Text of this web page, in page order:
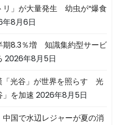
リ」が大量発生 幼虫が“爆食
8月6日
期8.3％増 知識集約型サービ
2026年8月5日
光谷」が世界を照らす 光
」を加速 2026年8月5日
国で水辺レジャーが夏の消